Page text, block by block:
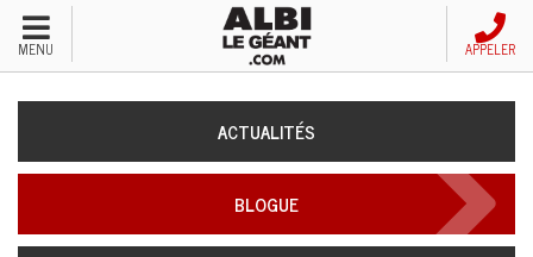
Menu
Véhicules neufs
Véhicules d'occasion
Financement automobile
MENU APPELER
ACTUALITÉS
BLOGUE